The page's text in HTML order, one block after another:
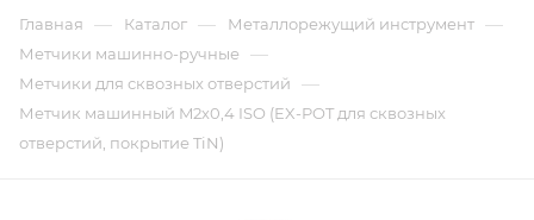
Главная — Каталог — Металлорежущий инструмент —
Метчики машинно-ручные —
Метчики для сквозных отверстий —
Метчик машинный M2х0,4 ISO (EX-POT для сквозных
отверстий, покрытие TiN)